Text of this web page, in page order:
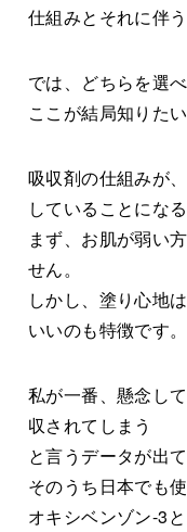
仕組みとそれに伴
では、どちらを選べ
ここが結局知りた
吸収剤の仕組みが
していることにな
まず、お肌が弱い
せん。
しかし、塗り心地
いいのも特徴です。
私が一番、懸念し
収されてしまう
と言うデータが出
そのうち日本でも
オキシベンゾン-3